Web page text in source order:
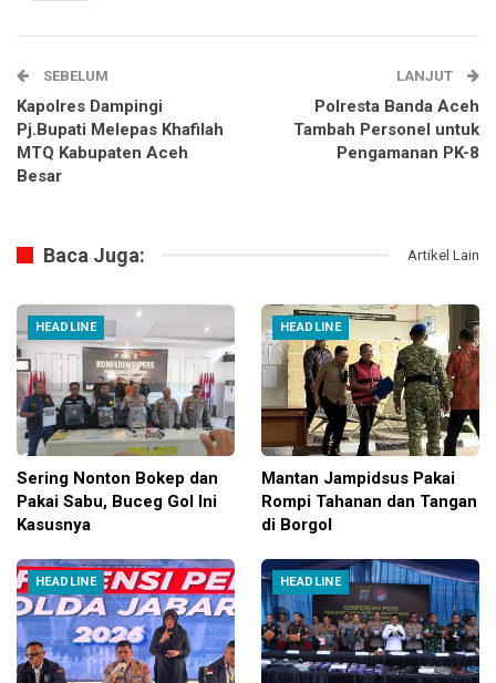
SEBELUM
Kapolres Dampingi
Pj.Bupati Melepas Khafilah
MTQ Kabupaten Aceh
Besar
LANJUT
Polresta Banda Aceh
Tambah Personel untuk
Pengamanan PK-8
Baca Juga: Artikel Lain
HEADLINE
Sering Nonton Bokep dan
Pakai Sabu, Buceg Gol Ini
Kasusnya
HEADLINE
Mantan Jampidsus Pakai
Rompi Tahanan dan Tangan
di Borgol
HEADLINE HEADLINE